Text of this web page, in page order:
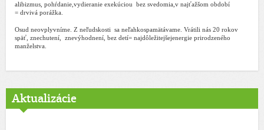
alibizmus, pohŕdanie,vydieranie exekúciou
bez svedomia,v najťažšom období
= drvivá porážka.
Osud neovplyvníme. Z neľudskosti
sa neľahkospamätávame. Vrátili nás 20 rokov
späť, znechutení,
znevýhodnení, bez detí= najdôležitejšejenergie prirodzeného
manželstva.
Aktualizácie